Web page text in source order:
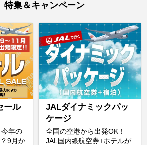
特集＆キャンペーン
ール
年の
9月か
JALダイナミックパッ
ケージ
全国の空港から出発OK！
JAL国内線航空券+ホテルが